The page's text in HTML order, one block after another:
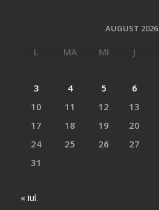
AUGUST 2026
L MA MI J
3
4 5 6
10
11 12 13
17
18 19 20
24
25 26 27
31
« iul.